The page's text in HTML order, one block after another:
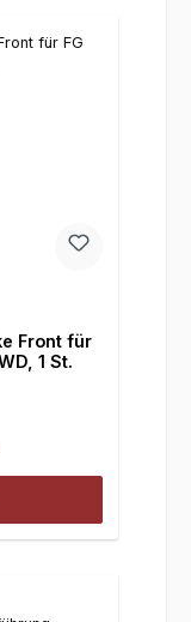
Front für
1 St.